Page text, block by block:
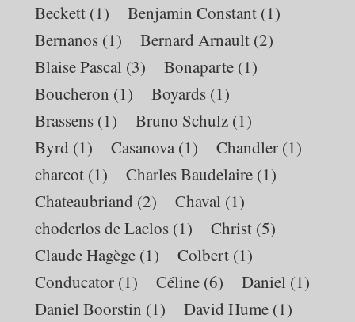
Beckett (1) Benjamin Constant (1)
Bernanos (1) Bernard Arnault (2)
Blaise Pascal (3) Bonaparte (1)
Boucheron (1) Boyards (1)
Brassens (1) Bruno Schulz (1)
Byrd (1) Casanova (1) Chandler (1)
charcot (1) Charles Baudelaire (1)
Chateaubriand (2) Chaval (1)
choderlos de Laclos (1) Christ (5)
Claude Hagège (1) Colbert (1)
Conducator (1) Céline (6) Daniel (1)
Daniel Boorstin (1) David Hume (1)